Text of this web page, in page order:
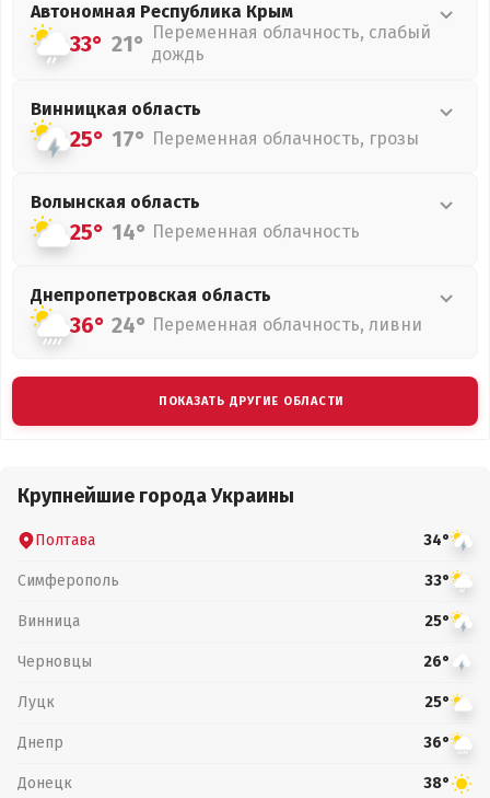
Автономная Республика Крым
33° 21° Переменная облачность, слабый
дождь
Винницкая область
25° 17° Переменная облачность, грозы
Волынская область
25° 14° Переменная облачность
Днепропетровская область
36° 24° Переменная облачность, ливни
ПОКАЗАТЬ ДРУГИЕ ОБЛАСТИ
Крупнейшие города Украины
Полтава 34°
Симферополь 33°
Винница 25°
Черновцы 26°
Луцк 25°
Днепр 36°
Донецк 38°